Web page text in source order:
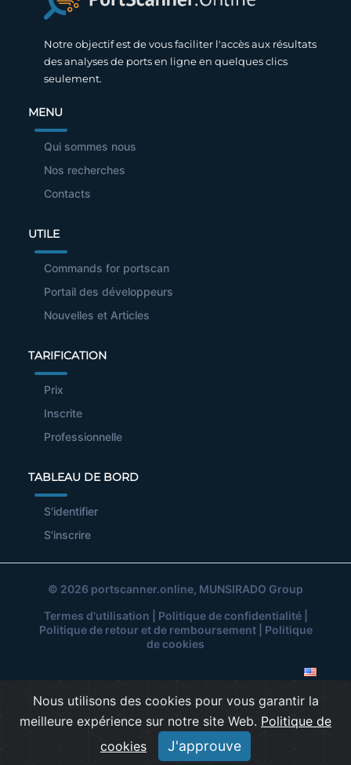
Notre objectif est de vous faciliter l'accès aux résultats
des analyses de ports en ligne en quelques clics
seulement.
MENU
Qui sommes nous
Nos recherches
Contacts
UTILE
Commands for portscan
Portail des développeurs
Nouvelles et Articles
TARIFICATION
Prix
Inscrite
Professionnelle
TABLEAU DE BORD
S'identifier
S'inscrire
© 2026 portscanner.online, MUNSIRADO Group
Termes d'utilisation
Politique de confidentialité|
Politique de retour et de remboursement| Politique
de cookies
Nous utilisons des cookies pour vous garantir la
meilleure expérience sur notre site Web. Politique de
cookies
J'approuve